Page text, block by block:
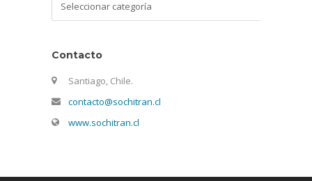
Contacto
Santiago, Chile.
contacto@sochitran.cl
www.sochitran.cl